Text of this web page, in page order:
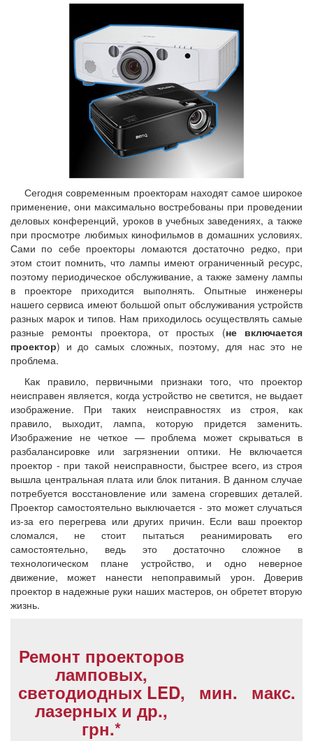
Сегодня современным проекторам находят самое широкое
применение, они максимально востребованы при проведении
деловых конференций, уроков в учебных заведениях, а также
при просмотре любимых кинофильмов в домашних условиях.
Сами по себе проекторы ломаются достаточно редко, при
этом стоит помнить, что лампы имеют ограниченный ресурс,
поэтому периодическое обслуживание, а также замену лампы
в проекторе приходится выполнять. Опытные инженеры
нашего сервиса имеют большой опыт обслуживания устройств
разных марок и типов. Нам приходилось осуществлять самые
разные ремонты проектора, от простых (не включается
проектор) и до самых сложных, поэтому, для нас это не
проблема.
Как правило, первичными признаки того, что проектор
неисправен является, когда устройство не светится, не выдает
изображение. При таких неисправностях из строя, как
правило, выходит, лампа, которую придется заменить.
Изображение не четкое — проблема может скрываться в
разбалансировке или загрязнении оптики. Не включается
проектор - при такой неисправности, быстрее всего, из строя
вышла центральная плата или блок питания. В данном случае
потребуется восстановление или замена сгоревших деталей.
Проектор самостоятельно выключается - это может случаться
из-за его перегрева или других причин. Если ваш проектор
сломался, не стоит пытаться реанимировать его
самостоятельно, ведь это достаточно сложное в
технологическом плане устройство, и одно неверное
движение, может нанести непоправимый урон. Доверив
проектор в надежные руки наших мастеров, он обретет вторую
жизнь.
Ремонт проекторов
ламповых,
светодиодных LED,
лазерных и др.,
грн.*
мин. макс.